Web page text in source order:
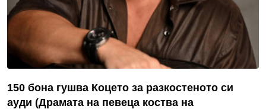
150 бона гушва Коцето за разкостеното си
ауди (Драмата на певеца коства на